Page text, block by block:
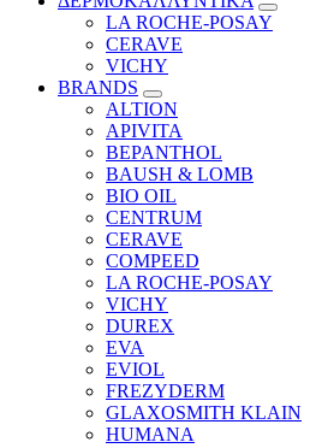
LA ROCHE-POSAY
CERAVE
VICHY
BRANDS
ALTION
APIVITA
BEPANTHOL
BAUSH & LOMB
BIO OIL
CENTRUM
CERAVE
COMPEED
LA ROCHE-POSAY
VICHY
DUREX
EVA
EVIOL
FREZYDERM
GLAXOSMITH KLAIN
HUMANA